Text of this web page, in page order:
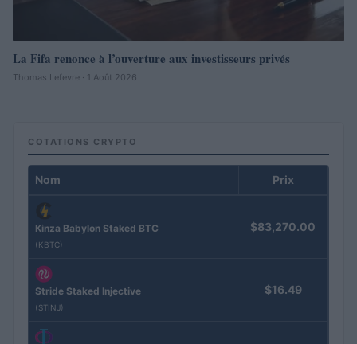
La Fifa renonce à l’ouverture aux investisseurs privés
Thomas Lefevre · 1 Août 2026
COTATIONS CRYPTO
Nom Prix
Kinza Babylon Staked BTC
(KBTC)
$83,270.00
Stride Staked Injective
(STINJ)
$16.49